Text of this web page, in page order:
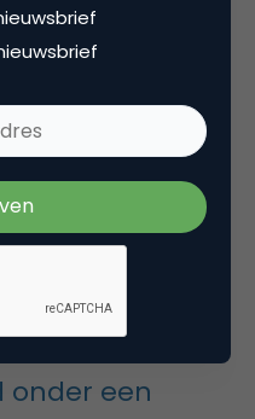
die duidelijk koos
geredeneerd, Hema is
volledig achter die
merk. Dat zie je
is het ondenkbaar dat
neemt. Daar ben
uitingen wel in balans
winkel.”
onder een